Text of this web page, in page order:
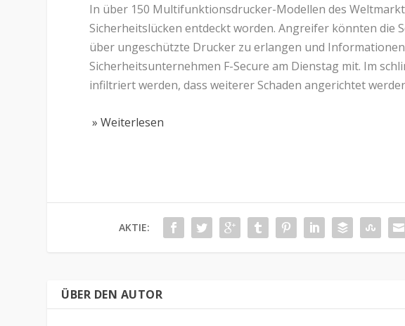
In über 150 Multifunktionsdrucker-Modellen des
Sicherheitslücken entdeckt worden. Angreifer könnten die
über ungeschützte Drucker zu erlangen und
Sicherheitsunternehmen F-Secure am Dienstag mit. Im
infiltriert werden, dass weiterer Schaden angerichtet
» Weiterlesen
AKTIE:
ÜBER DEN AUTOR